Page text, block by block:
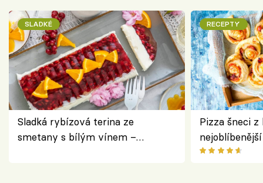
SLADKÉ
Sladká rybízová terina ze
smetany s bílým vínem –
RECEPTY
Pizza šneci